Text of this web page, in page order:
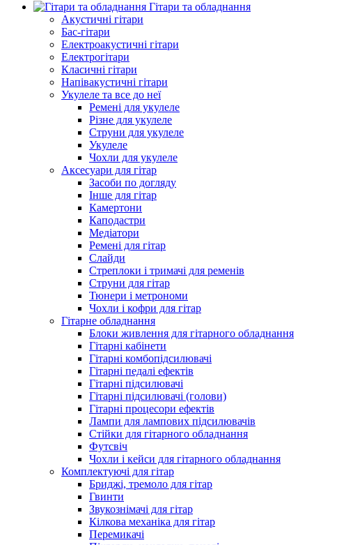
Гітари та обладнання
Акустичні гітари
Бас-гітари
Електроакустичні гітари
Електрогітари
Класичні гітари
Напівакустичні гітари
Укулеле та все до неї
Ремені для укулеле
Різне для укулеле
Струни для укулеле
Укулеле
Чохли для укулеле
Аксесуари для гітар
Засоби по догляду
Інше для гітар
Камертони
Каподастри
Медіатори
Ремені для гітар
Слайди
Стреплоки і тримачі для ременів
Струни для гітар
Тюнери і метрономи
Чохли і кофри для гітар
Гітарне обладнання
Блоки живлення для гітарного обладнання
Гітарні кабінети
Гітарні комбопідсилювачі
Гітарні педалі ефектів
Гітарні підсилювачі
Гітарні підсилювачі (голови)
Гітарні процесори ефектів
Лампи для лампових підсилювачів
Стійки для гітарного обладнання
Футсвіч
Чохли і кейси для гітарного обладнання
Комплектуючі для гітар
Бриджі, тремоло для гітар
Гвинти
Звукознімачі для гітар
Кілкова механіка для гітар
Перемикачі